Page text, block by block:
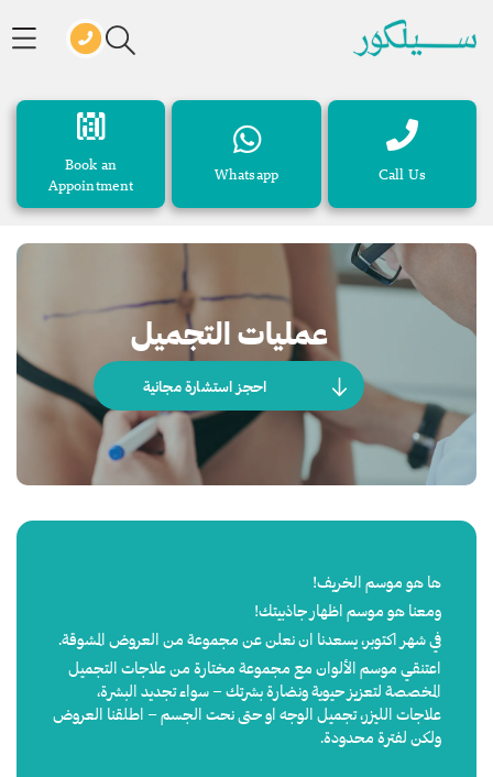
Call Us
Whatsapp
Book an
Appointment
عمليات التجميل
احجز استشارة مجانية
ها هو موسم الخريف!
ومعنا هو موسم اظهار جاذبيتك!
في شهر اكتوبر، يسعدنا ان نعلن عن مجموعة من العروض المشوقة.
اعتنقي موسم الألوان مع مجموعة مختارة من علاجات التجميل
المخصصة لتعزيز حيوية ونضارة بشرتك – سواء تجديد البشرة،
علاجات الليزر، تجميل الوجه او حتى نحت الجسم – اطلقنا العروض
ولكن لفترة محدودة.